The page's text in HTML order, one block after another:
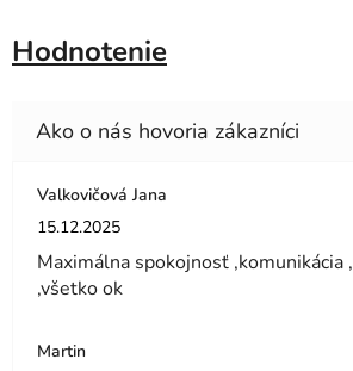
Hodnotenie
Valkovičová Jana
Hodnotenie obchodu je 5 z 5 hviezdičiek.
15.12.2025
Maximálna spokojnosť ,komunikácia
,všetko ok
Martin